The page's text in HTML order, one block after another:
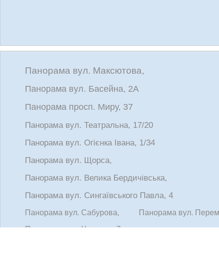
Панорама вул. Максютова,
Панорама вул. Басейна, 2А
Панорама просп. Миру, 37
Панорама вул. Театральна, 17/20
Панорама вул. Огієнка Івана, 1/34
Панорама вул. Щорса,
Панорама вул. Велика Бердичівська,
Панорама вул. Сингаївського Павла, 4
Панорама вул. Сабурова,
Панорама вул.
Панорама вул. Чапаєва, 7